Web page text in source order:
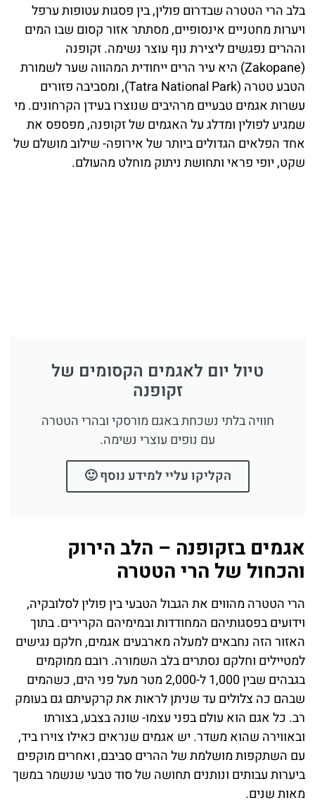
בלב הרי הטטרה שבדרום פולין, בין פסגות עטופות ערפל
ויערות מחטניים אינסופיים, מסתתר אזור קסום שבו המים
וההרים נפגשים ליצירת נוף עוצר נשימה. זקופנה
(Zakopane) היא עיר הרים ייחודית המהווה שער לשמורת
הטבע טטרה (Tatra National Park), ומסביבה פזורים
עשרות אגמים טבעיים מרהיבים שנוצרו בעידן הקרחונים. מי
שמגיע לפולין ומדלג על האגמים של זקופנה, מפספס את
אחד הפלאים הגדולים ביותר של אירופה- שילוב מושלם של
שקט, יופי פראי ותחושת ניתוק מוחלט מהעולם.
טיול יום לאגמים הקסומים של
זקופנה
חוויה בלתי נשכחת באגם מורסקי ובהרי הטטרה
עם נופים עוצרי נשימה.
הקליקו עליי למידע נוסף 🙂
אגמים בזקופנה – הלב הירוק
והכחול של הרי הטטרה
הרי הטטרה מהווים את הגבול הטבעי בין פולין לסלובקיה,
וידועים בפסגותיהם המחודדות ובמימיהם הקרירים. בתוך
האזור הזה נחבאים למעלה מארבעים אגמים, חלקם נגישים
למטיילים וחלקם נסתרים בלב השמורה. רובם ממוקמים
בגבהים שבין 1,000 ל-2,000 מטר מעל פני הים, כשהמים
שבהם כה צלולים עד שניתן לראות את קרקעיתם גם בעומק
רב. כל אגם הוא עולם בפני עצמו- שונה בצבע, בצורתו
ובאווירה שהוא משדר. יש אגמים שנראים כאילו צוירו ביד,
עם השתקפות מושלמת של ההרים סביבם, ואחרים מוקפים
ביערות עבותים ונותנים תחושה של סוד טבעי שנשמר במשך
מאות שנים.